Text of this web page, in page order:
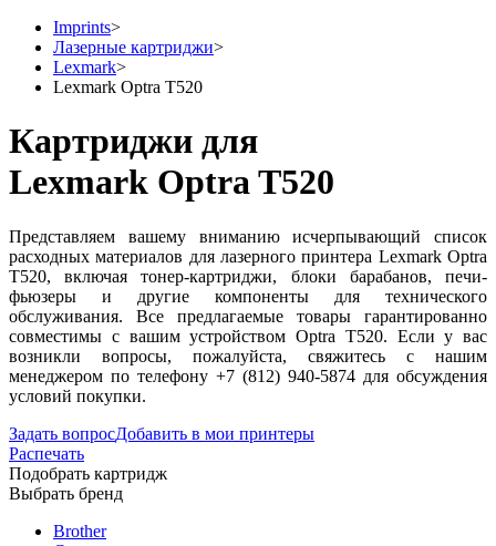
Imprints>
Лазерные картриджи>
Lexmark>
Lexmark Optra T520
Картриджи для
Lexmark Optra T520
Представляем вашему вниманию исчерпывающий список
расходных материалов для лазерного принтера Lexmark Optra
T520, включая тонер-картриджи, блоки барабанов, печи-
фьюзеры и другие компоненты для технического
обслуживания. Все предлагаемые товары гарантированно
совместимы с вашим устройством Optra T520. Если у вас
возникли вопросы, пожалуйста, свяжитесь с нашим
менеджером по телефону +7 (812) 940-5874 для обсуждения
условий покупки.
Задать вопросДобавить в мои принтеры
Распечать
Подобрать картридж
Выбрать бренд
Brother